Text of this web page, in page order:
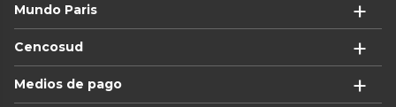
Mundo Paris
Cencosud
Medios de pago